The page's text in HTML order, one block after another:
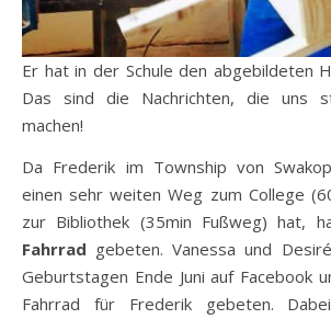
Er hat in der Schule den abgebildeten
Das sind die Nachrichten, die uns
machen!
Da Frederik im Township von
einen sehr weiten Weg zum College
zur Bibliothek (35min Fußweg) hat,
Fahrrad gebeten. Vanessa und
Geburtstagen Ende Juni auf Facebook
Fahrrad für Frederik gebeten.